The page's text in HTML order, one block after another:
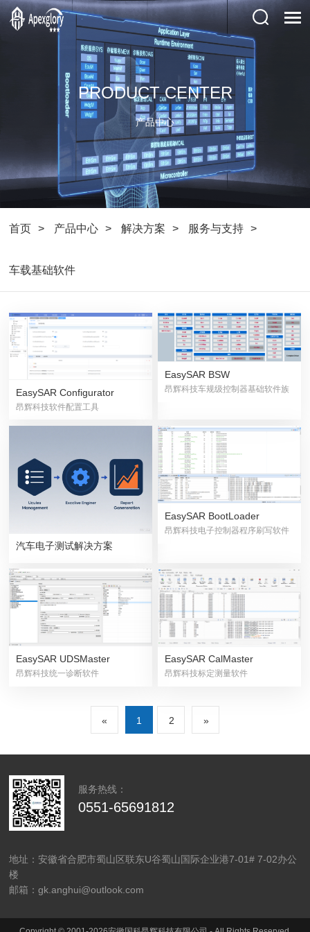
PRODUCT CENTER
产品中心
首页 产品中心 解决方案 服务与支持
车载基础软件
EasySAR Configurator
昂辉科技软件配置工具
EasySAR BSW
昂辉科技车规级控制器基础软件族
汽车电子测试解决方案
EasySAR BootLoader
昂辉科技电子控制器程序刷写软件
EasySAR UDSMaster
昂辉科技统一诊断软件
EasySAR CalMaster
昂辉科技标定测量软件
« 1 2 »
服务热线：
0551-65691812
地址：安徽省合肥市蜀山区联东U谷蜀山国际企业港7-01# 7-02办公
楼
邮箱：gk.anghui@outlook.com